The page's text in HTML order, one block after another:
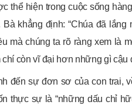
thể hiện trong cuộc sống
Bà khẳng định: “Chúa đã
mà chúng ta rõ ràng xem là
còn vĩ đại hơn những gì cậu
đến sự đơn sơ của con
thực sự là “những dấu chỉ